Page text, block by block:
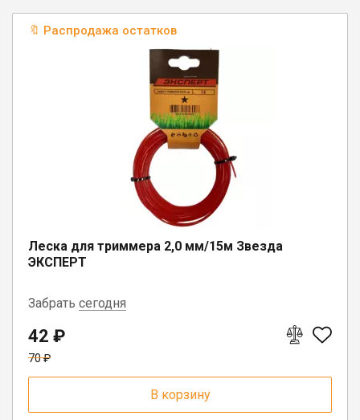
Предпродажная подготовка
Заточка и ремонт цепей бензопил и электропил
🔖 Распродажа остатков
Леска для триммера 2,0 мм/15м Звезда
ЭКСПЕРТ
Забрать сегодня
п. Сямжа, ул. Советская, д. 24А
г. Белозерск, ул. С.Орлова, д. 10А
42 ₽
70 ₽
В корзину